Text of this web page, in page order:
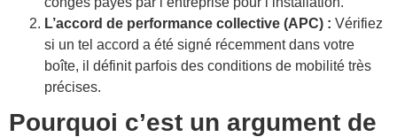
L’accord de performance collective (APC) : Vérifiez
si un tel accord a été signé récemment dans votre
boîte, il définit parfois des conditions de mobilité très
précises.
Pourquoi c’est un argument de